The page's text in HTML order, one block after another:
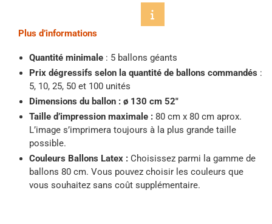
Plus d’informations
Quantité minimale : 5 ballons géants
Prix dégressifs selon la quantité de ballons commandés :
5, 10, 25, 50 et 100 unités
Dimensions du ballon : ø 130 cm 52″
Taille d’impression maximale : 80 cm x 80 cm aprox.
L’image s’imprimera toujours à la plus grande taille
possible.
Couleurs Ballons Latex : Choisissez parmi la gamme de
ballons 80 cm. Vous pouvez choisir les couleurs que
vous souhaitez sans coût supplémentaire.